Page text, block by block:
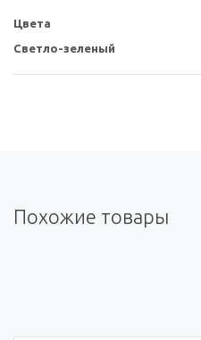
Цвета
Светло-зеленый
Похожие товары